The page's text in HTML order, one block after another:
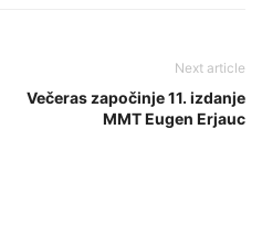
Next article
Večeras započinje 11. izdanje
MMT Eugen Erjauc